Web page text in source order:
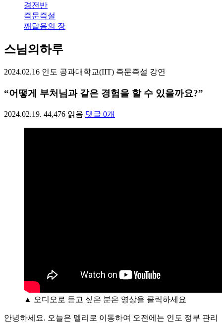
경전반
즉문즉설
깨달음의 장
스님의하루
2024.02.16 인도 공과대학교(IIT) 즉문즉설 강연
“어떻게 부처님과 같은 경험을 할 수 있을까요?”
2024.02.19. 44,476 읽음 댓글 0개
▲ 오디오로 듣고 싶은 분은 영상을 클릭하세요
안녕하세요. 오늘은 델리로 이동하여 오전에는 인도 정부 관리